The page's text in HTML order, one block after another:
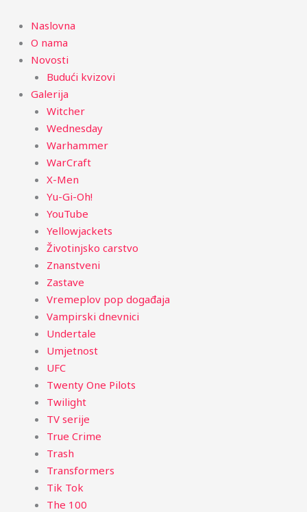
Naslovna
O nama
Novosti
Budući kvizovi
Galerija
Witcher
Wednesday
Warhammer
WarCraft
X-Men
Yu-Gi-Oh!
YouTube
Yellowjackets
Životinjsko carstvo
Znanstveni
Zastave
Vremeplov pop događaja
Vampirski dnevnici
Undertale
Umjetnost
UFC
Twenty One Pilots
Twilight
TV serije
True Crime
Trash
Transformers
Tik Tok
The 100